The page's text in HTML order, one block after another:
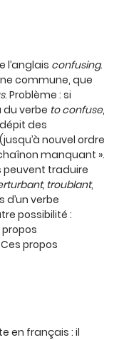
l’anglais confusing.
commune, que
. Problème : si
verbe to confuse,
des
nouvel ordre
manquant ».
peuvent traduire
troublant,
d’un verbe
possibilité :
propos
propos
en français : il